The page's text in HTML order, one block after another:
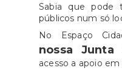
Sabia que pode
públicos num só
No Espaço
nossa Junta
acesso a apoio